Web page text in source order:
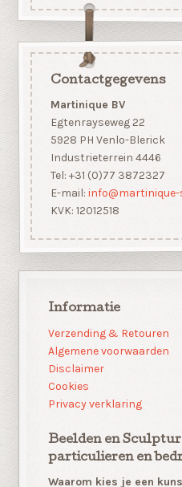
Contactgegevens
Martinique BV
Egtenrayseweg 22
5928 PH Venlo-Blerick
Industrieterrein 4446
Tel: +31 (0)77 3872327
E-mail:
KVK: 12012518
Informatie
Verzending & Retouren
Algemene voorwaarden
Disclaimer
Cookies
Privacy verklaring
Beelden en
particulieren en
Waarom kies je een